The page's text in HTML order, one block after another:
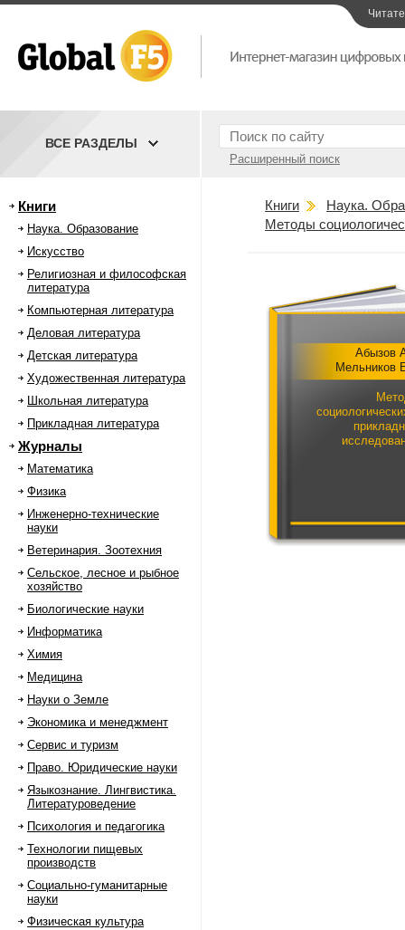
Расширенный поиск
ВСЕ РАЗДЕЛЫ
Книги
Наука. Образование
Искусство
Религиозная и философская
литература
Компьютерная литература
Деловая литература
Детская литература
Художественная литература
Школьная литература
Прикладная литература
Журналы
Математика
Физика
Инженерно-технические
науки
Ветеринария. Зоотехния
Сельское, лесное и рыбное
хозяйство
Биологические науки
Информатика
Химия
Медицина
Науки о Земле
Экономика и менеджмент
Сервис и туризм
Право. Юридические науки
Языкознание. Лингвистика.
Литературоведение
Психология и педагогика
Технологии пищевых
производств
Социально-гуманитарные
науки
Физическая культура
Книги
Наука.
Методы
Абызов
Мельников